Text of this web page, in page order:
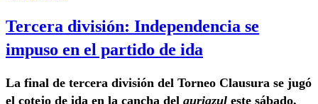
Tercera división: Independencia se
impuso en el partido de ida
La final de tercera división del Torneo Clausura se jugó
el cotejo de ida en la cancha del auriazul este sábado,